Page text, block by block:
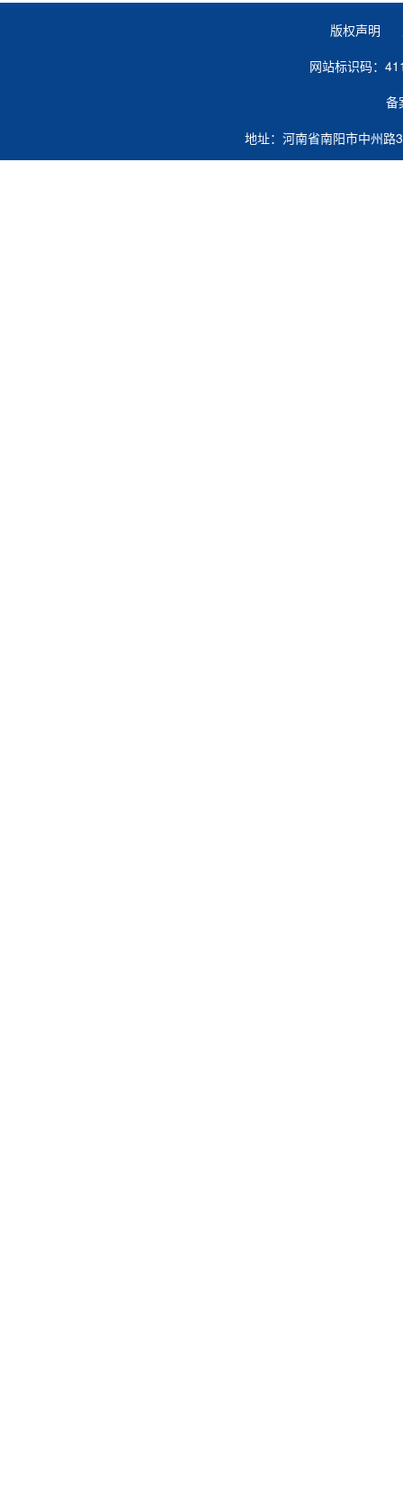
版权声明
网站标识码：
备
地址：河南省南阳市中州